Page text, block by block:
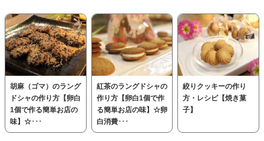
胡麻（ゴマ）のラング
ドシャの作り方【卵白
1個で作る簡単お店の
味】☆･･･
紅茶のラングドシャの
作り方【卵白1個で作
る簡単お店の味】☆卵
白消費･･･
絞りクッキーの作り
方・レシピ【焼き菓
子】